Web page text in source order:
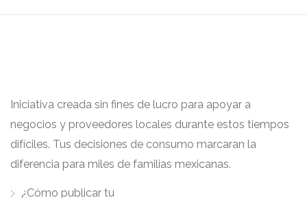
Iniciativa creada sin fines de lucro para apoyar a
negocios y proveedores locales durante estos tiempos
difíciles. Tus decisiones de consumo marcaran la
diferencia para miles de familias mexicanas.
¿Cómo publicar tu